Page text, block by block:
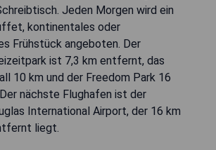
Jeden Morgen wird ein
kontinentales oder
Frühstück angeboten. Der
ist 7,3 km entfernt, das
10 km und der Freedom Park 16
nächste Flughafen ist der
International Airport, der 16 km
liegt.